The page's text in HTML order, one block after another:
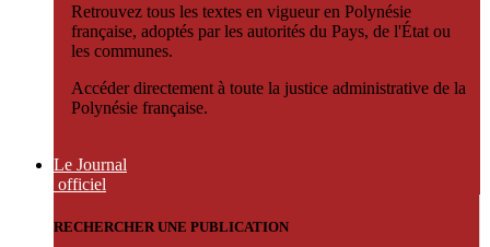
Retrouvez tous les textes en vigueur en Polynésie
française, adoptés par les autorités du Pays, de l'État ou
les communes.
Accéder directement à toute la justice administrative de la
Polynésie française.
Le Journal
officiel
RECHERCHER UNE PUBLICATION